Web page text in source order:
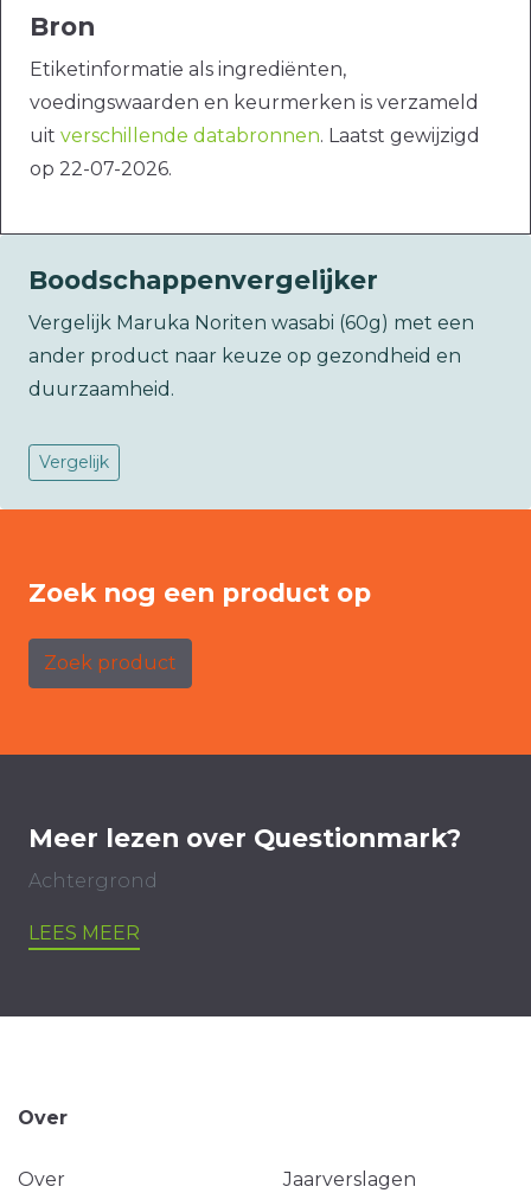
Bron
Etiketinformatie als ingrediënten,
voedingswaarden en keurmerken is verzameld
uit verschillende databronnen. Laatst gewijzigd
op 22-07-2026.
Boodschappenvergelijker
Vergelijk Maruka Noriten wasabi (60g) met een
ander product naar keuze op gezondheid en
duurzaamheid.
Vergelijk
Zoek nog een product op
Zoek product
Meer lezen over Questionmark?
Achtergrond
LEES MEER
Over
Over Jaarverslagen